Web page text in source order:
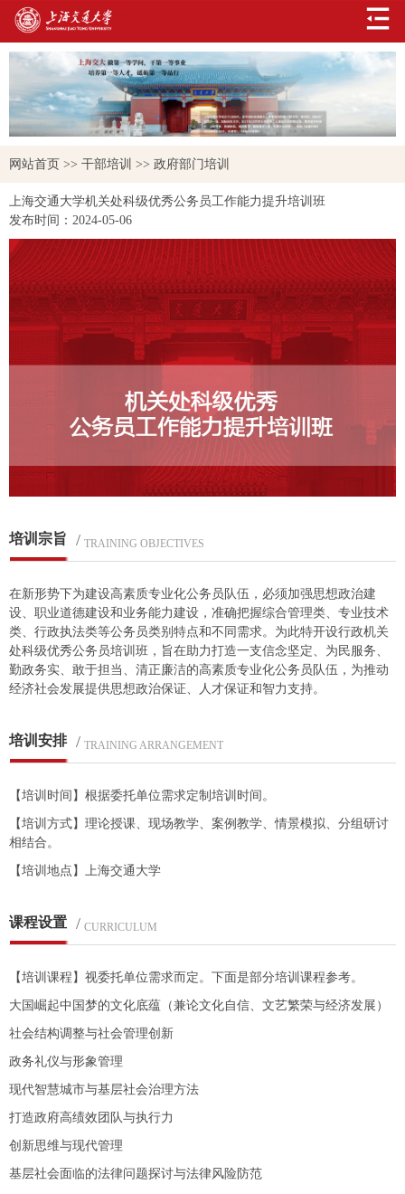
网站首页 >> 干部培训 >> 政府部门培训
上海交通大学机关处科级优秀公务员工作能力提升培训班
发布时间： 2024-05-06
培训宗旨 / TRAINING OBJECTIVES
在新形势下为建设高素质专业化公务员队伍，必须加强思想政治建
设、职业道德建设和业务能力建设，准确把握综合管理类、专业技术
类、行政执法类等公务员类别特点和不同需求。为此特开设行政机关
处科级优秀公务员培训班，旨在助力打造一支信念坚定、为民服务、
勤政务实、敢于担当、清正廉洁的高素质专业化公务员队伍，为推动
经济社会发展提供思想政治保证、人才保证和智力支持。
培训安排 / TRAINING ARRANGEMENT
【培训时间】根据委托单位需求定制培训时间。
【培训方式】理论授课、现场教学、案例教学、情景模拟、分组研讨
相结合。
【培训地点】上海交通大学
课程设置 / CURRICULUM
【培训课程】视委托单位需求而定。下面是部分培训课程参考。
大国崛起中国梦的文化底蕴（兼论文化自信、文艺繁荣与经济发展）
社会结构调整与社会管理创新
政务礼仪与形象管理
现代智慧城市与基层社会治理方法
打造政府高绩效团队与执行力
创新思维与现代管理
基层社会面临的法律问题探讨与法律风险防范